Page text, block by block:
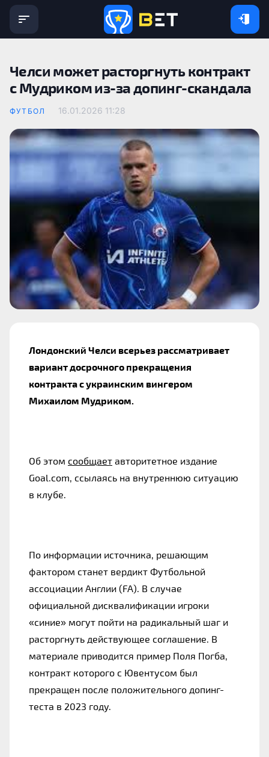
Челси может расторгнуть контракт
с Мудриком из-за допинг-скандала
ФУТБОЛ 16.01.2026 11:28
Лондонский Челси всерьез рассматривает
вариант досрочного прекращения
контракта с украинским вингером
Михаилом Мудриком.
Об этом сообщает авторитетное издание
Goal.com, ссылаясь на внутреннюю ситуацию
в клубе.
По информации источника, решающим
фактором станет вердикт Футбольной
ассоциации Англии (FA). В случае
официальной дисквалификации игроки
«синие» могут пойти на радикальный шаг и
расторгнуть действующее соглашение. В
материале приводится пример Поля Погба,
контракт которого с Ювентусом был
прекращен после положительного допинг-
теста в 2023 году.